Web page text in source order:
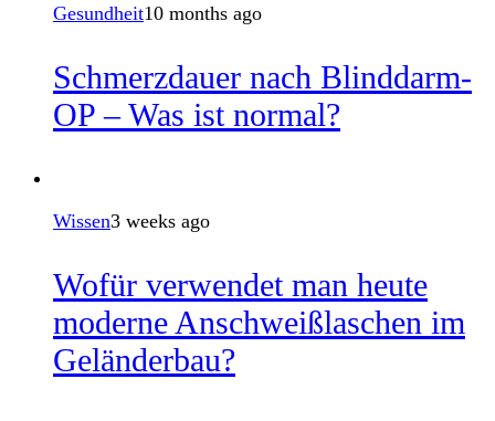
Gesundheit10 months ago
Schmerzdauer nach Blinddarm-
OP – Was ist normal?
Wissen3 weeks ago
Wofür verwendet man heute
moderne Anschweißlaschen im
Geländerbau?